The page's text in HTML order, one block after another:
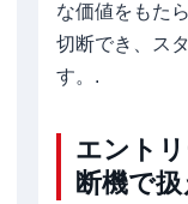
な価値をもた
切断でき、ス
す。.
エント
断機で